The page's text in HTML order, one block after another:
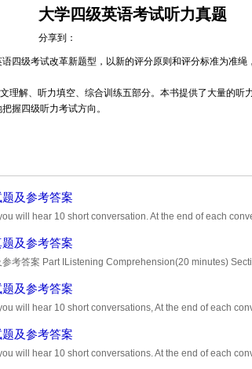
大学四级英语考试听力真题
分享到：
四级考试改革新题型，以新的评分原则和评分标准为准绳
理解、听力填空、综合训练五部分。本书提供了大量的听
握四级听力考试方向。
及参考答案
will hear 10 short conversation. At the end of each
及参考答案
考答案 Part IListening Comprehension(20 minutes)
及参考答案
will hear 10 short conversations, At the end of each
及参考答案
will hear 10 short conversations. At the end of each